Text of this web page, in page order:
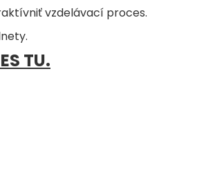
vzdelávací proces.
TU.